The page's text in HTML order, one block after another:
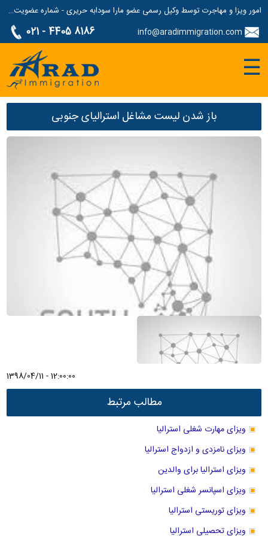
امور ویزا و مهاجرت توسط وکیل رسمی عضو مارا سودابه حریری - شماره عضویت مارا: 1687507
021 - 4405 8186 info@aradimmigration.com
☰
باز شدن لیست مشاغل استرالیای جنوبی
1398/04/11 - 12:00:00
مطالب مرتبط
ویزای مهارت شغلی استرالیا
ویزای نامزدی و ازدواج استرالیا
ویزای استرالیا برای والدین
ویزای اسپانسر شغلی استرالیا
ویزای توریستی استرالیا
ویزای تحصیلی استرالیا